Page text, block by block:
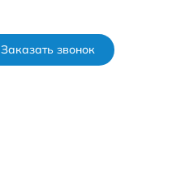
Заказать звонок